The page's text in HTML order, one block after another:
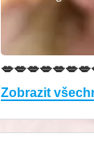
Zobrazit